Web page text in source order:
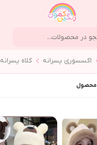
اکسسوری پسرانه کلاه پسرانه
محصول